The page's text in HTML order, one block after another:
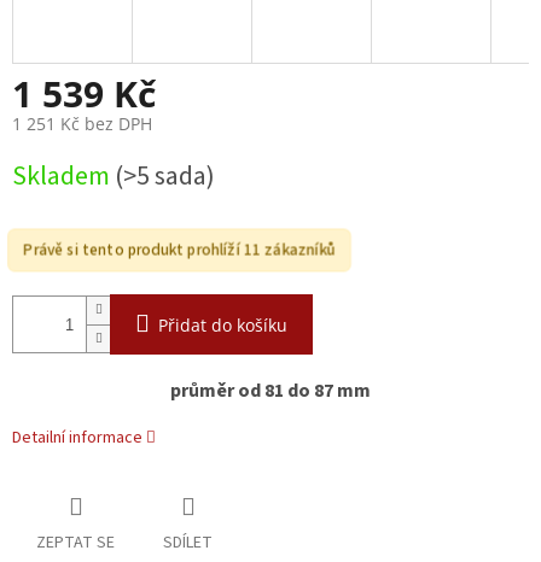
1 539 Kč
1 251 Kč bez DPH
cena:
Skladem (>5 sada)
Právě si tento produkt prohlíží 11 zákazníků
Přidat do košíku
průměr od 81 do 87 mm
Detailní informace
ZEPTAT SE SDÍLET